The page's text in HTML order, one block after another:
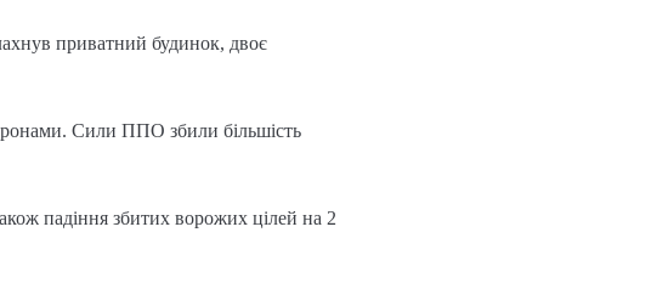
приватний будинок, двоє
Сили ППО збили більшість
падіння збитих ворожих цілей на 2